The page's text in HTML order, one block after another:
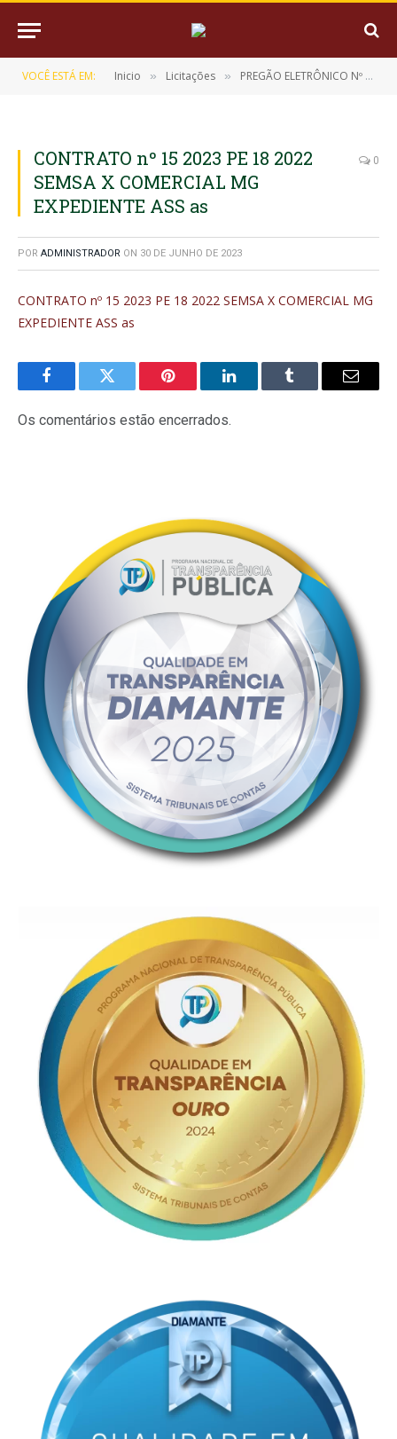
VOCÊ ESTÁ EM: Inicio » Licitações » PREGÃO ELETRÔNICO Nº 18/2022-SRP (AQUISIÇÃO DE MATERIAL DE EXPEDIENTE)
CONTRATO nº 15 2023 PE 18 2022
SEMSA X COMERCIAL MG
EXPEDIENTE ASS as
0
POR ADMINISTRADOR ON 30 DE JUNHO DE 2023
CONTRATO nº 15 2023 PE 18 2022 SEMSA X COMERCIAL MG
EXPEDIENTE ASS as
FacebookTwitter Pinterest LinkedInTumblr
E-
Os comentários estão encerrados.